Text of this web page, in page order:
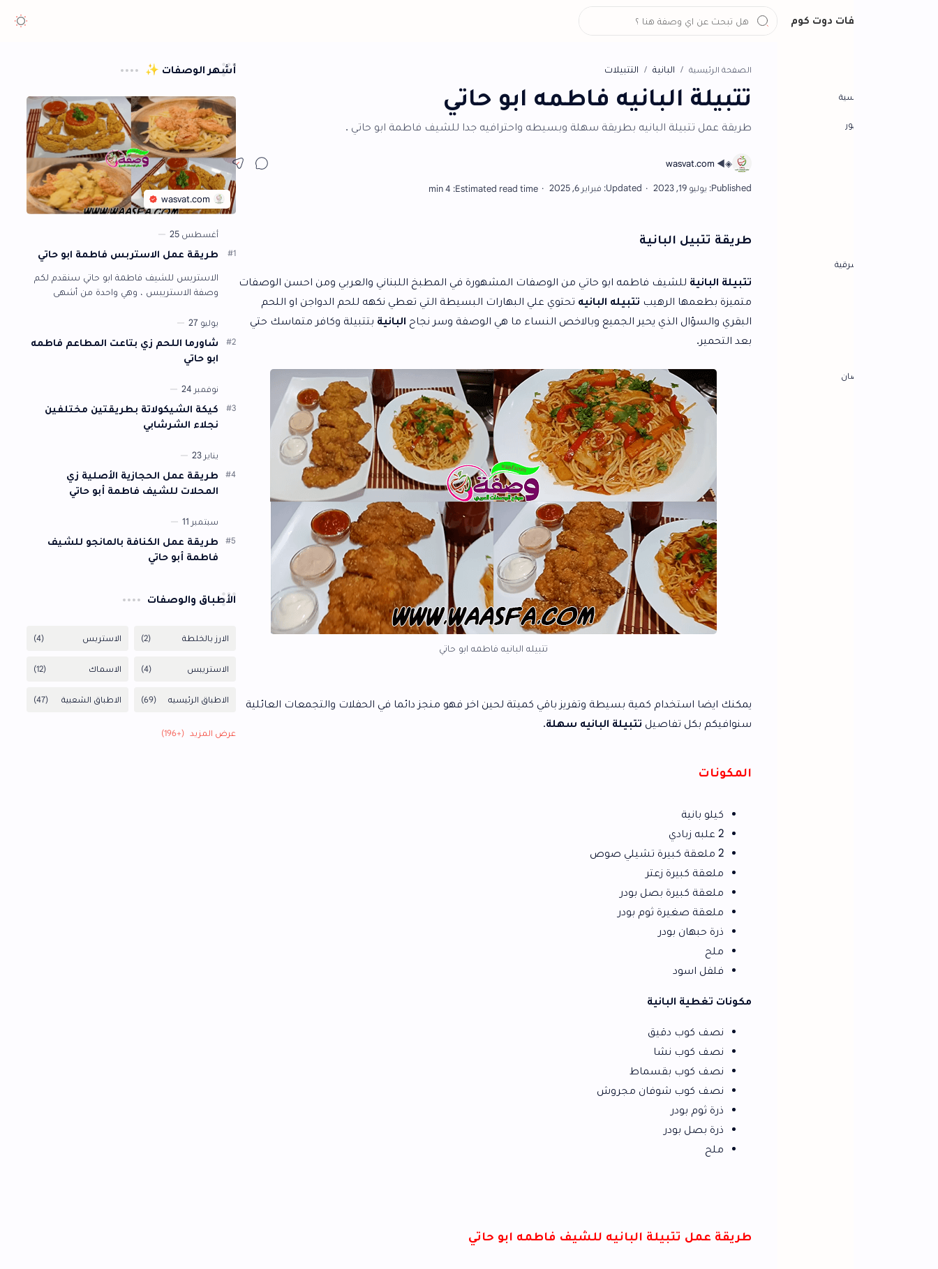
البانية التتبيلات
تتبيلة البانيه فاطمه ابو حاتي
طريقة عمل تتبيلة البانيه بطريقة سهلة وبسيطه واحترافيه جدا للشيف فاطمة ابو حاتي .
طريقة تتبيل البانية
للشيف فاطمه ابو حاتي من الوصفات المشهورة في المطبخ اللبناني والعربي ومن احسن الوصفات
متميزة بطعمها الرهيبتتبيله البانيهتحتوي علي البهارات البسيطة التي تعطي نكهه للحم الدواجن او اللحم
البقري والسؤال الذي يحير الجميع وبالاخص النساء ما هي الوصفة وسر نجاحالبانيةبتتبيلة وكافر متماسك حتي
تتبيله البانيه فاطمه ابو حاتي
يمكنك ايضا استخدام كمية بسيطة وتفريز باقي كميتة لحين اخر فهو منجز دائما في الحفلات والتجمعات العائلية
سنوافيكم بكل تفاصيلتتبيلة البانيه سهلة.
ملعقة كبيرة زعتر
ملعقة كبيرة بصل بودر
ملعقة صغيرة ثوم بودر
مكونات تغطية البانية
نصف كوب دقيق
نصف كوب بقسماط
نصف كوب شوفان مجروش
طريقة عمل تتبيلة البانيه للشيف فاطمه ابو حاتي
أشهر الوصفات ✨
طريقة عمل الاستربس فاطمة ابو حاتي
الاستربس للشيف فاطمة ابو حاتي سنقدم لكم
وصفة الاستريبس ، وهي واحدة من أشهى
الأطباق التي يتفق الجميع على جمال طعمها
وشكلها. سنقدم لكم أفضل تتبيلة يمكن…
شاورما اللحم زي بتاعت المطاعم فاطمه
كيكة الشيكولاتة بطريقتين مختلفين
نجلاء الشرشابي
طريقة عمل الحجازية الأصلية زي
المحلات للشيف فاطمة أبو حاتي
طريقة عمل الكنافة بالمانجو للشيف
فاطمة أبو حاتي
الأطباق والوصفات